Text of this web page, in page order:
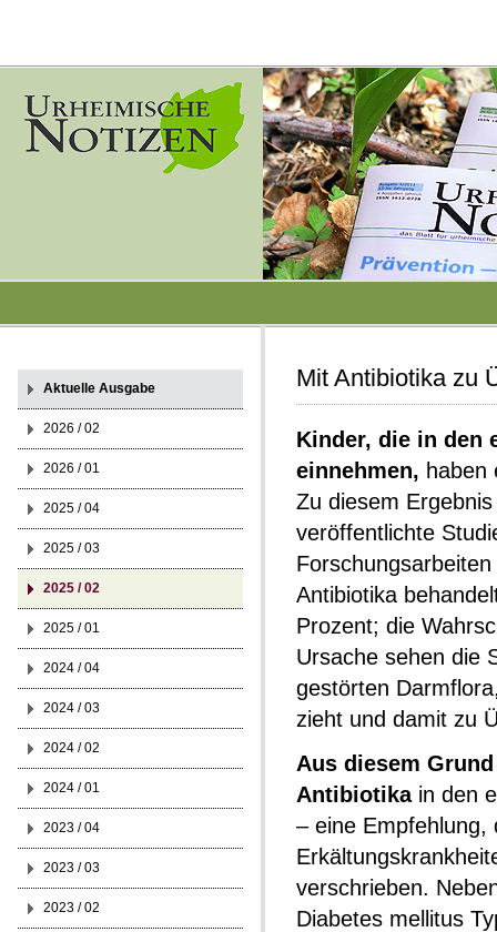
Mit Antibiotika zu
Kinder, die in den
einnehmen, haben
Zu diesem
veröffentlichte
Antibiotika
Prozent; die
Ursache sehen die
gestörten
zieht und damit zu
Aus diesem
Antibiotikain den
– eine Empfehlung,
verschrieben.
Diabetes mellitus
Aktuelle Ausgabe
2026 / 02
2026 / 01
2025 / 04
2025 / 03
2025 / 02
2025 / 01
2024 / 04
2024 / 03
2024 / 02
2024 / 01
2023 / 04
2023 / 03
2023 / 02